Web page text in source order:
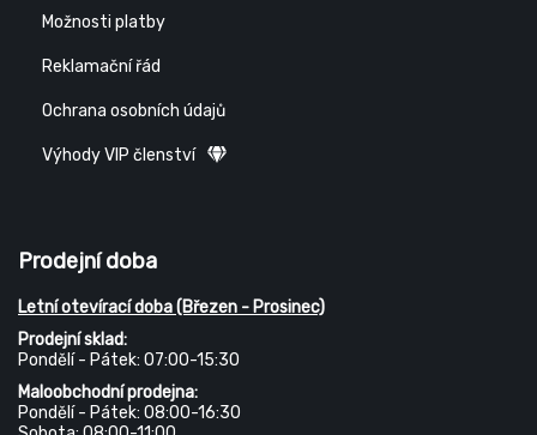
Možnosti platby
Reklamační řád
Ochrana osobních údajů
Výhody VIP členství
Prodejní doba
Letní otevírací doba (Březen - Prosinec)
Prodejní sklad:
Pondělí - Pátek: 07:00-15:30
Maloobchodní prodejna:
Pondělí - Pátek: 08:00-16:30